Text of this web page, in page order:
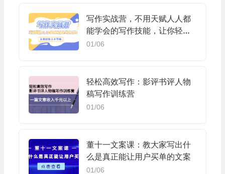
写作实战营，不用天赋人人都
能学会的写作技能，让你轻松
写稿变现
01/06
轻松高效写作：影评书评人物
稿写作训练营
01/06
董十一文案课：教大家写出什
么是真正能让用户买单的文案
01/06